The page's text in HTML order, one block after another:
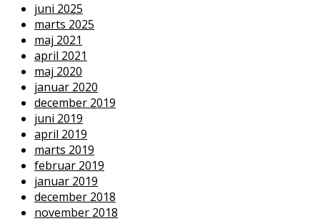
juni 2025
marts 2025
maj 2021
april 2021
maj 2020
januar 2020
december 2019
juni 2019
april 2019
marts 2019
februar 2019
januar 2019
december 2018
november 2018